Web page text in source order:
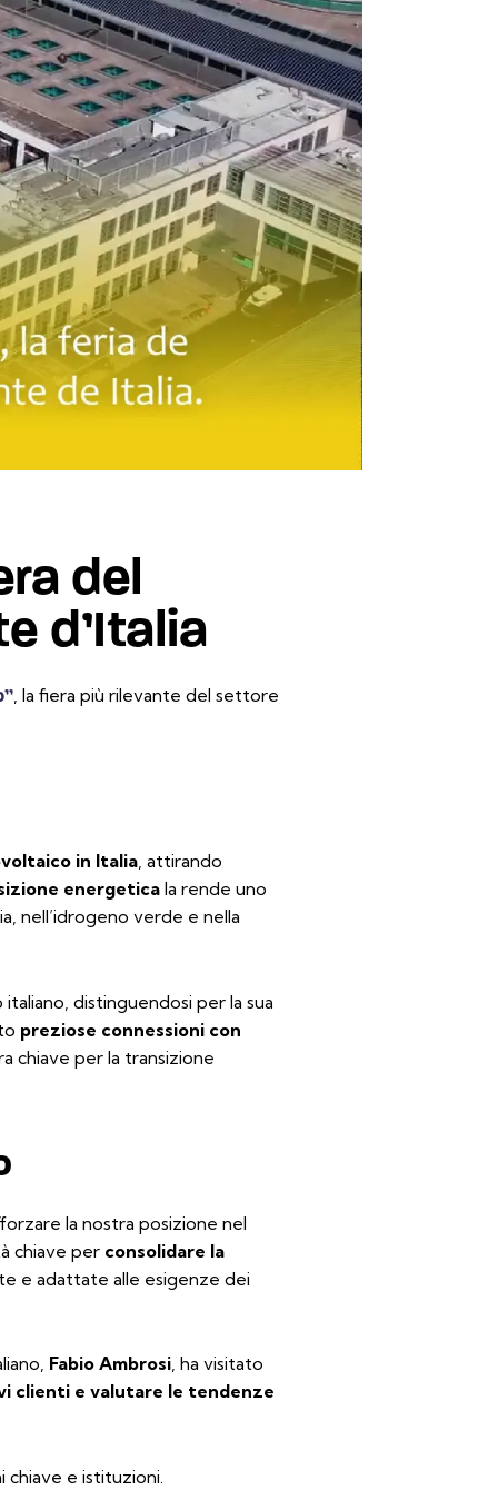
del
d’Italia
, la fiera più rilevante del settore
in Italia, attirando
energetica la rende uno
nell’idrogeno verde e nella
distinguendosi per la sua
preziose connessioni con
chiave per la transizione
la nostra posizione nel
chiave per consolidare la
e adattate alle esigenze dei
Fabio Ambrosi, ha visitato
clienti e valutare le tendenze
e istituzioni.